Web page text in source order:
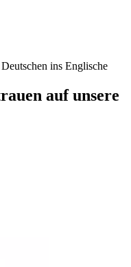
ins Englische
auf unsere